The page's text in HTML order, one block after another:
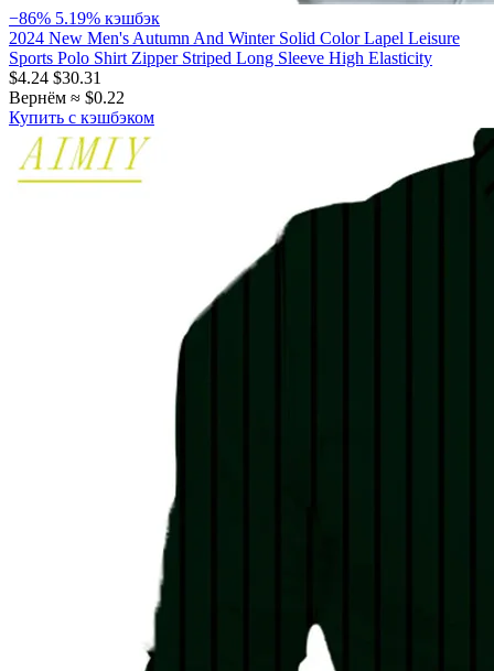
−86% 5.19% кэшбэк
2024 New Men's Autumn And Winter Solid Color Lapel Leisure
Sports Polo Shirt Zipper Striped Long Sleeve High Elasticity
$4.24 $30.31
Вернём ≈ $0.22
Купить с кэшбэком